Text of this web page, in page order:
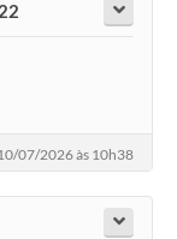
07/2026 às 10h38